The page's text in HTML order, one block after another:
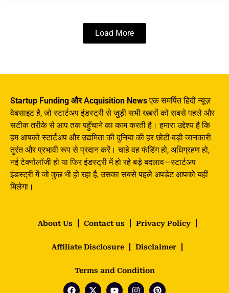
Load More
Startup Funding और Acquisition Newsएक समर्पित हिंदी न्यूज़
वेबसाइट है, जो स्टार्टअप इंडस्ट्री से जुड़ी सभी खबरों को सबसे पहले और
सटीक तरीके से आप तक पहुँचाने का काम करती है। हमारा उद्देश्य है कि
हम आपको स्टार्टअप और उद्यमिता की दुनिया की हर छोटी-बड़ी जानकारी
तुरंत और प्रभावी रूप से प्रदान करें। चाहे वह फंडिंग हो, अधिग्रहण हो,
नई टेक्नोलॉजी हो या फिर इंडस्ट्री में हो रहे बड़े बदलाव—स्टार्टअप
इंडस्ट्री में जो कुछ भी हो रहा है, उसका सबसे पहले अपडेट आपको यहीं
मिलेगा।
About Us Contact us Privacy Policy
Affiliate Disclosure Disclaimer
Terms and Condition